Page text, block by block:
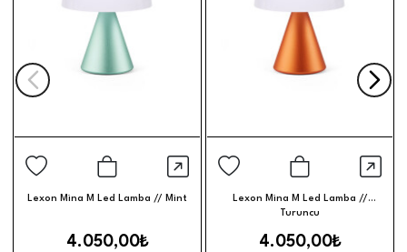
Sepete Ekle
Hızlı Görünüm
Lexon Mina M Led Lamba // Mint
4.050,00₺
Sepete
Lexon Mina M Led Lamba //
Turuncu
4.050,00₺